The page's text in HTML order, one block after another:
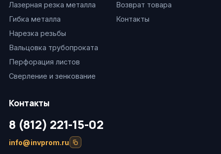
Лазерная резка металла
Гибка металла
Нарезка резьбы
Вальцовка трубопроката
Перфорация листов
Сверление и зенкование
Возврат товара
Контакты
Контакты
8 (812) 221-15-02
info@invprom.ru